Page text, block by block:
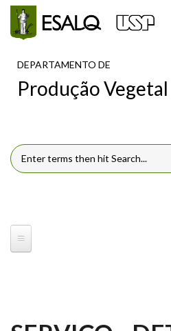
Pular para o conteúdo principal
DEPARTAMENTO DE
Produção Vegetal
FORMULÁRIO DE